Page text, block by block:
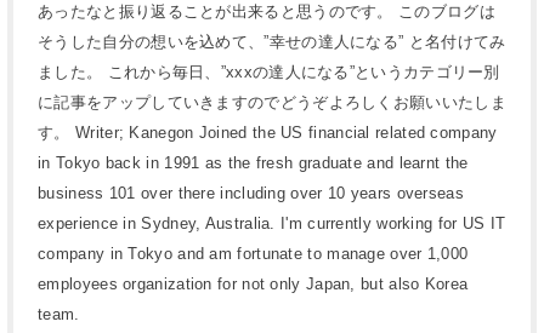
あったなと振り返ることが出来ると思うのです。 このブログは
そうした自分の想いを込めて、”幸せの達人になる” と名付けてみ
ました。 これから毎日、”xxxの達人になる”というカテゴリー別
に記事をアップしていきますのでどうぞよろしくお願いいたしま
す。 Writer; Kanegon Joined the US financial related company
in Tokyo back in 1991 as the fresh graduate and learnt the
business 101 over there including over 10 years overseas
experience in Sydney, Australia. I'm currently working for US IT
company in Tokyo and am fortunate to manage over 1,000
employees organization for not only Japan, but also Korea
team.